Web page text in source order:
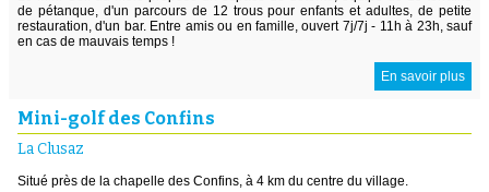
de pétanque, d'un parcours de 12 trous pour enfants et adultes, de petite
restauration, d'un bar. Entre amis ou en famille, ouvert 7j/7j - 11h à 23h, sauf
en cas de mauvais temps !
En savoir plus
Mini-golf des Confins
La Clusaz
Situé près de la chapelle des Confins, à 4 km du centre du village.